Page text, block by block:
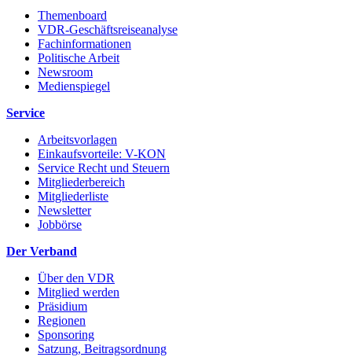
Themenboard
VDR-Geschäftsreiseanalyse
Fachinformationen
Politische Arbeit
Newsroom
Medienspiegel
Service
Arbeitsvorlagen
Einkaufsvorteile: V-KON
Service Recht und Steuern
Mitgliederbereich
Mitgliederliste
Newsletter
Jobbörse
Der Verband
Über den VDR
Mitglied werden
Präsidium
Regionen
Sponsoring
Satzung, Beitragsordnung